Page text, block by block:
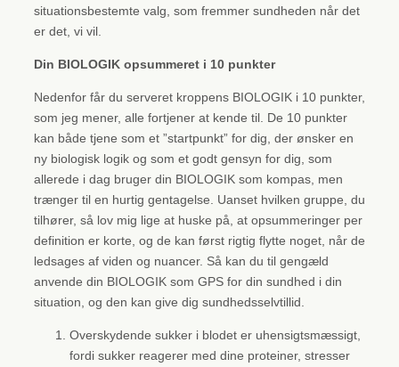
situationsbestemte valg, som fremmer sundheden når det
er det, vi vil.
Din BIOLOGIK opsummeret i 10 punkter
Nedenfor får du serveret kroppens BIOLOGIK i 10 punkter,
som jeg mener, alle fortjener at kende til. De 10 punkter
kan både tjene som et ”startpunkt” for dig, der ønsker en
ny biologisk logik og som et godt gensyn for dig, som
allerede i dag bruger din BIOLOGIK som kompas, men
trænger til en hurtig gentagelse. Uanset hvilken gruppe, du
tilhører, så lov mig lige at huske på, at opsummeringer per
definition er korte, og de kan først rigtig flytte noget, når de
ledsages af viden og nuancer. Så kan du til gengæld
anvende din BIOLOGIK som GPS for din sundhed i din
situation, og den kan give dig sundhedsselvtillid.
Overskydende sukker i blodet er uhensigtsmæssigt,
fordi sukker reagerer med dine proteiner, stresser